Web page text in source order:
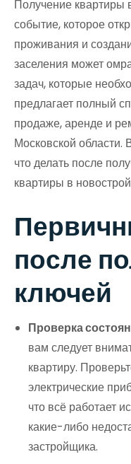
Получение квартиры
событие, которое
проживания и
заселения может
задач, которые
предлагает полный
продаже, аренде и
Московской области.
что делать после
квартиры в
после
ключей
Проверка
вам следует
квартиру.
электрические
что всё работает
какие-либо
застройщика.